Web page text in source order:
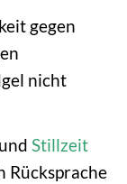
gegen
nicht
Stillzeit
Rücksprache